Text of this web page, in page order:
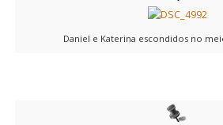
Daniel e Katerina escondidos no